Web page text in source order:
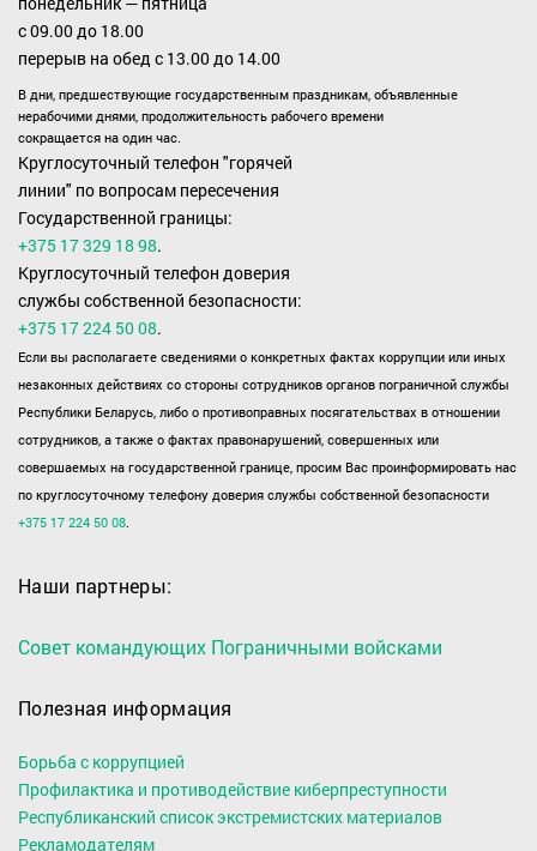
с 09.00 до 18.00
перерыв на обед с 13.00 до 14.00
В дни, предшествующие государственным праздникам, объявленные
нерабочими днями, продолжительность рабочего времени
сокращается на один час.
Круглосуточный телефон "горячей
линии" по вопросам пересечения
Государственной границы:
+375 17 329 18 98.
Круглосуточный телефон доверия
службы собственной безопасности:
+375 17 224 50 08.
Если вы располагаете сведениями о конкретных фактах коррупции или иных
незаконных действиях со стороны сотрудников органов пограничной службы
Республики Беларусь, либо о противоправных посягательствах в отношении
сотрудников, а также о фактах правонарушений, совершенных или
совершаемых на государственной границе, просим Вас проинформировать нас
по круглосуточному телефону доверия службы собственной безопасности
+375 17 224 50 08.
Наши партнеры:
Совет командующих Пограничными войсками
Полезная информация
Борьба с коррупцией
Профилактика и противодействие киберпреступности
Республиканский список экстремистских материалов
Рекламодателям